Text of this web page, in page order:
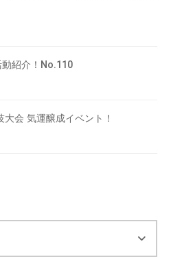
紹介！No.110
会 気運醸成イベント！